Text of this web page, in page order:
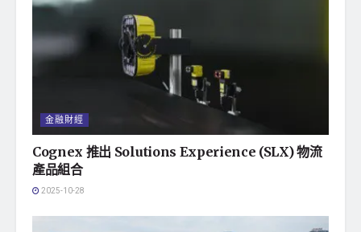
金融財經
Cognex 推出 Solutions Experience (SLX) 物流
產品組合
2025-10-28